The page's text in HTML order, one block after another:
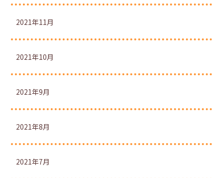
2021年11月
2021年10月
2021年9月
2021年8月
2021年7月